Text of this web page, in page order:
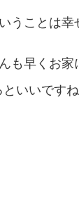
うことは幸
も早くお
いいですね